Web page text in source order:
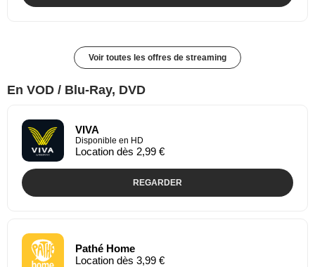
Voir toutes les offres de streaming
En VOD / Blu-Ray, DVD
VIVA
Disponible en HD
Location dès 2,99 €
REGARDER
Pathé Home
Location dès 3,99 €